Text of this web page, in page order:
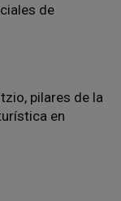
de
pilares de la
en